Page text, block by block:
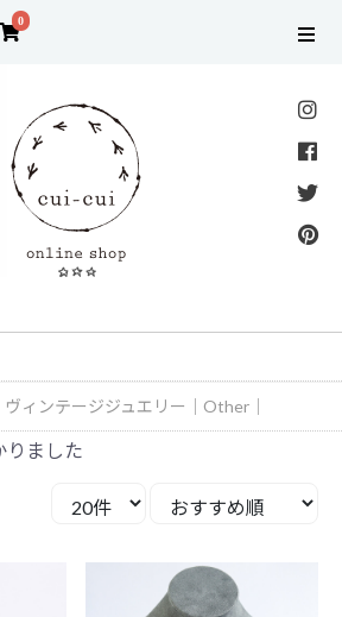
0
ヴィンテージジュエリー Other
りました